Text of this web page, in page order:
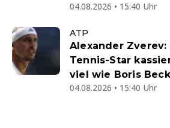
04.08.2026 • 15:40 Uhr
ATP
Alexander
Tennis-Star
viel wie Boris
04.08.2026 • 15:40 Uhr